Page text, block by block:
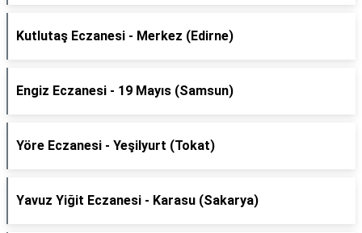
Kutlutaş Eczanesi - Merkez (Edirne)
Engiz Eczanesi - 19 Mayıs (Samsun)
Yöre Eczanesi - Yeşilyurt (Tokat)
Yavuz Yiğit Eczanesi - Karasu (Sakarya)